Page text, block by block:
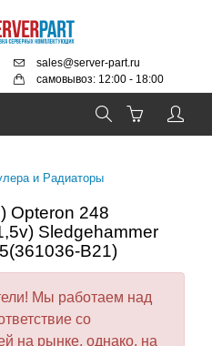
sales@server-part.ru
самовывоз: 12:00 - 18:00
и Радиаторы
Opteron 248
Sledgehammer
B21)
Мы работаем над
со
на рынке, однако, на